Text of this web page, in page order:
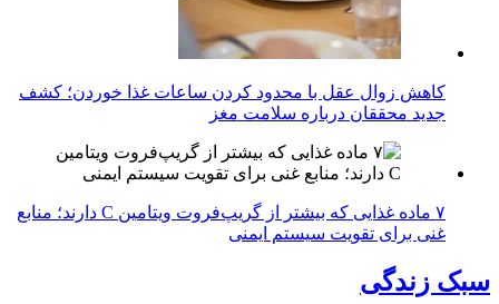
کاهش زوال عقل با محدود کردن ساعات غذا خوردن؛ کشف
جدید محققان درباره سلامت مغز
۷ ماده غذایی که بیشتر از گریپ‌فروت ویتامین C دارند؛ منابع
غنی برای تقویت سیستم ایمنی
سبک زندگی